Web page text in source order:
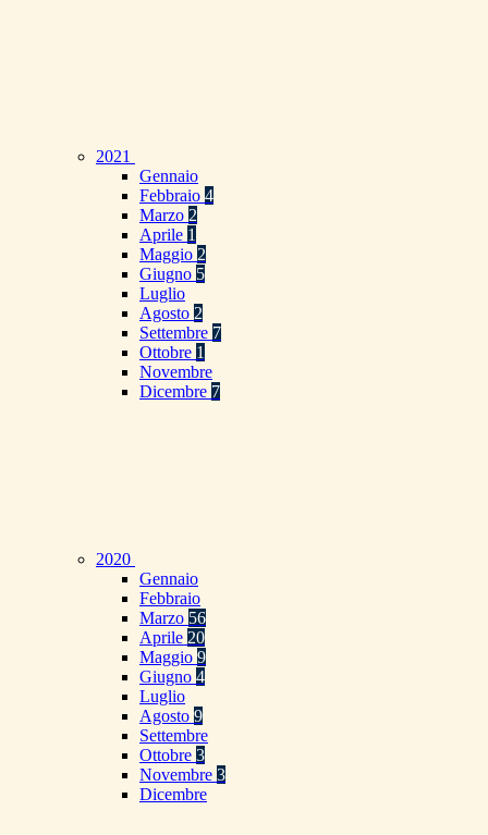
2021
Gennaio
Febbraio 4
Marzo 2
Aprile 1
Maggio 2
Giugno 5
Luglio
Agosto 2
Settembre 7
Ottobre 1
Novembre
Dicembre 7
2020
Gennaio
Febbraio
Marzo 56
Aprile 20
Maggio 9
Giugno 4
Luglio
Agosto 9
Settembre
Ottobre 3
Novembre 3
Dicembre